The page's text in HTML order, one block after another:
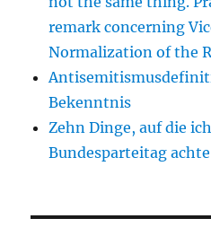
remark concerning
Normalization of the
Bekenntnis
Zehn Dinge, auf die
Bundesparteitag achte